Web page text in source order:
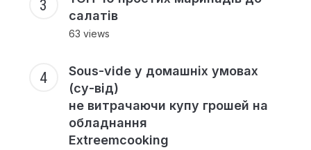
салатів
63 views
Sous-vide у домашніх умовах
(су-від)
не витрачаючи купу грошей на
обладнання
Extreemcooking